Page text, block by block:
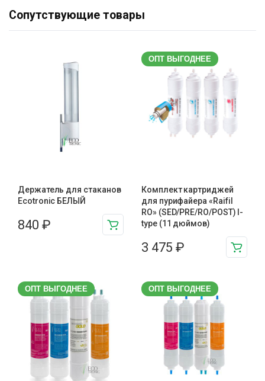
Сопутствующие товары
Держатель для стаканов
Ecotronic БЕЛЫЙ
840 ₽
ОПТ ВЫГОДНЕЕ
Комплект картриджей
для пурифайера «Raifil
RO» (SED/PRE/RO/POST) I-
type (11 дюймов)
3 475 ₽
ОПТ ВЫГОДНЕЕ ОПТ ВЫГОДНЕЕ